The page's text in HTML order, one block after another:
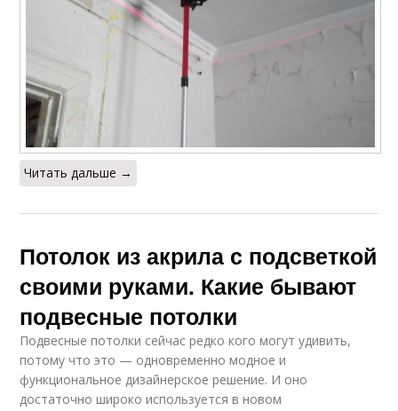
Читать дальше →
Потолок из акрила с подсветкой
своими руками. Какие бывают
подвесные потолки
Подвесные потолки сейчас редко кого могут удивить,
потому что это — одновременно модное и
функциональное дизайнерское решение. И оно
достаточно широко используется в новом